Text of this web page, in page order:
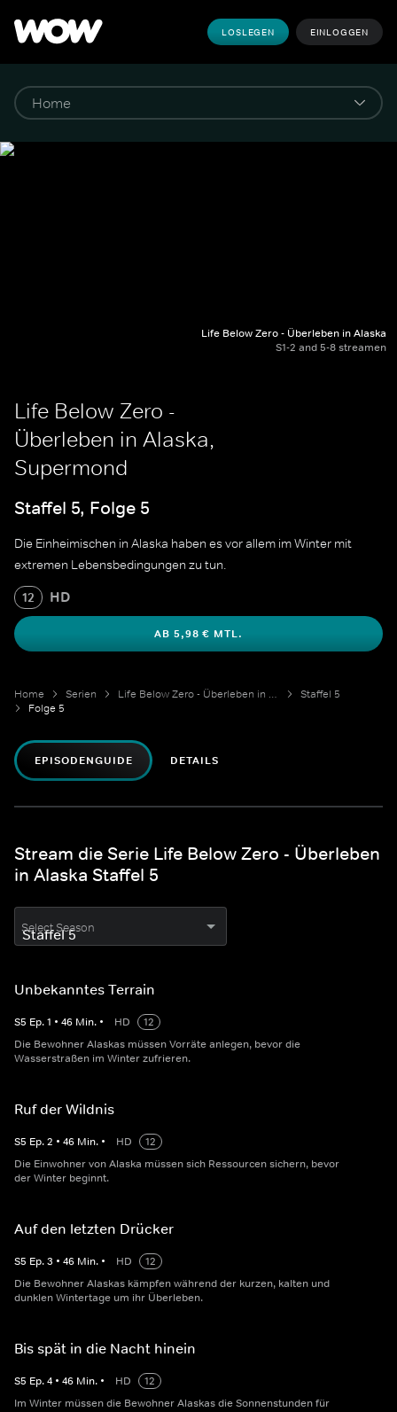
LOSLEGEN EINLOGGEN
Life Below Zero - Überleben in Alaska
S1-2 and 5-8 streamen
Life Below Zero -
Überleben in Alaska,
Supermond
Staffel 5, Folge 5
Die Einheimischen in Alaska haben es vor allem im Winter mit
extremen Lebensbedingungen zu tun.
12 HD
AB 5,98 € MTL.
Home Serien Life Below Zero - Überleben in Alaska
Staffel 5
Folge 5
EPISODENGUIDE DETAILS
Stream die Serie Life Below Zero - Überleben
in Alaska Staffel 5
Select Season
Unbekanntes Terrain
S5 Ep.1 • 46 Min. • HD
12
Die Bewohner Alaskas müssen Vorräte anlegen, bevor die
Wasserstraßen im Winter zufrieren.
Ruf der Wildnis
S5 Ep.2 • 46 Min. • HD
12
Die Einwohner von Alaska müssen sich Ressourcen sichern, bevor
der Winter beginnt.
Auf den letzten Drücker
S5 Ep.3 • 46 Min. • HD
12
Die Bewohner Alaskas kämpfen während der kurzen, kalten und
dunklen Wintertage um ihr Überleben.
Bis spät in die Nacht hinein
S5 Ep.4 • 46 Min. • HD
12
Im Winter müssen die Bewohner Alaskas die Sonnenstunden für